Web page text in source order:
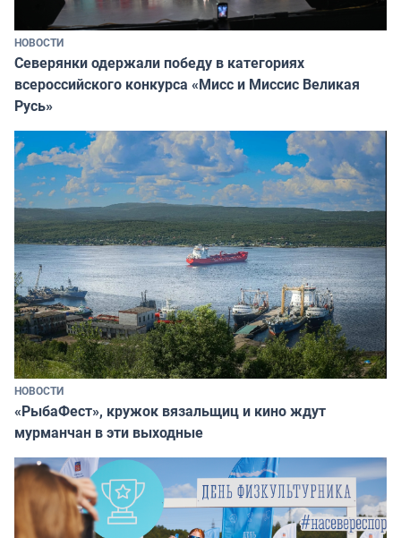
НОВОСТИ
Северянки одержали победу в категориях
всероссийского конкурса «Мисс и Миссис Великая
Русь»
НОВОСТИ
«РыбаФест», кружок вязальщиц и кино ждут
мурманчан в эти выходные